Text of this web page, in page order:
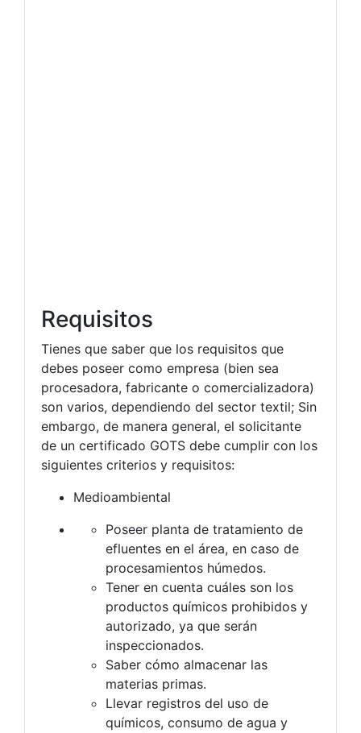
Requisitos
Tienes que saber que los requisitos que
debes poseer como empresa (bien sea
procesadora, fabricante o comercializadora)
son varios, dependiendo del sector textil; Sin
embargo, de manera general, el solicitante
de un certificado GOTS debe cumplir con los
siguientes criterios y requisitos:
Medioambiental
Poseer planta de tratamiento de
efluentes en el área, en caso de
procesamientos húmedos.
Tener en cuenta cuáles son los
productos químicos prohibidos y
autorizado, ya que serán
inspeccionados.
Saber cómo almacenar las
materias primas.
Llevar registros del uso de
químicos, consumo de agua y